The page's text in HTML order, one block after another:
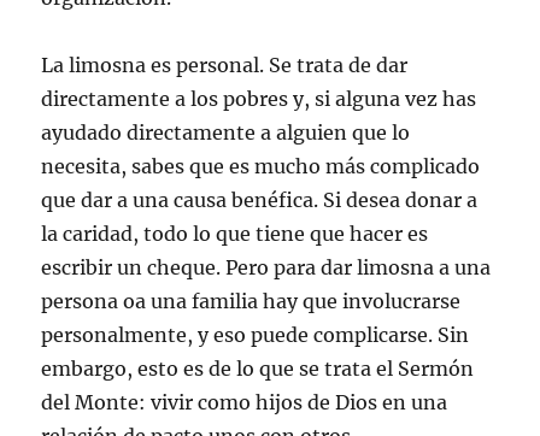
La limosna es personal. Se trata de dar
directamente a los pobres y, si alguna vez has
ayudado directamente a alguien que lo
necesita, sabes que es mucho más complicado
que dar a una causa benéfica. Si desea donar a
la caridad, todo lo que tiene que hacer es
escribir un cheque. Pero para dar limosna a una
persona oa una familia hay que involucrarse
personalmente, y eso puede complicarse. Sin
embargo, esto es de lo que se trata el Sermón
del Monte: vivir como hijos de Dios en una